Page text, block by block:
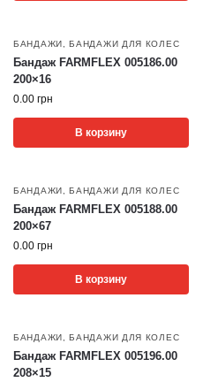
БАНДАЖИ ,БАНДАЖИ ДЛЯ КОЛЕС
Бандаж FARMFLEX 005186.00
200×16
0.00 грн
В корзину
БАНДАЖИ ,БАНДАЖИ ДЛЯ КОЛЕС
Бандаж FARMFLEX 005188.00
200×67
0.00 грн
В корзину
БАНДАЖИ ,БАНДАЖИ ДЛЯ КОЛЕС
Бандаж FARMFLEX 005196.00
208×15